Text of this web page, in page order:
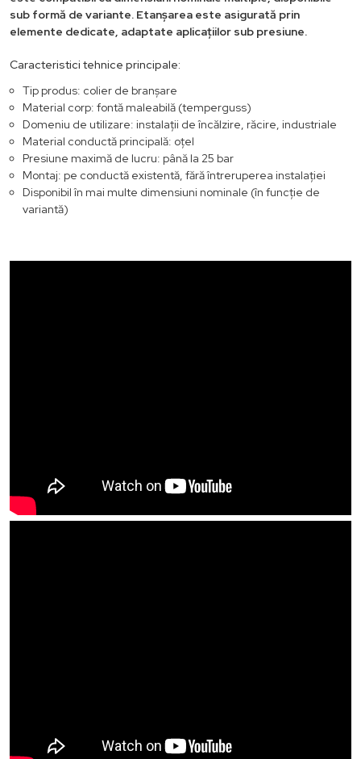
sub formă de variante. Etanșarea este asigurată prin
elemente dedicate, adaptate aplicațiilor sub presiune.
Caracteristici tehnice principale:
Tip produs: colier de branșare
Material corp: fontă maleabilă (temperguss)
Domeniu de utilizare: instalații de încălzire, răcire, industriale
Material conductă principală: oțel
Presiune maximă de lucru: până la 25 bar
Montaj: pe conductă existentă, fără întreruperea instalației
Disponibil în mai multe dimensiuni nominale (în funcție de
variantă)